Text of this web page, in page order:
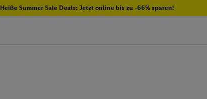
Heiße Summer Sale Deals: Jetzt online bis zu -66% sparen!